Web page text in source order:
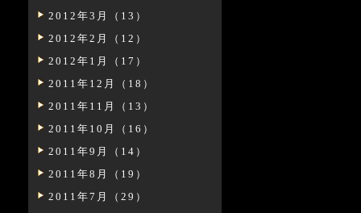
2012年3月（13）
2012年2月（12）
2012年1月（17）
2011年12月（18）
2011年11月（13）
2011年10月（16）
2011年9月（14）
2011年8月（19）
2011年7月（29）